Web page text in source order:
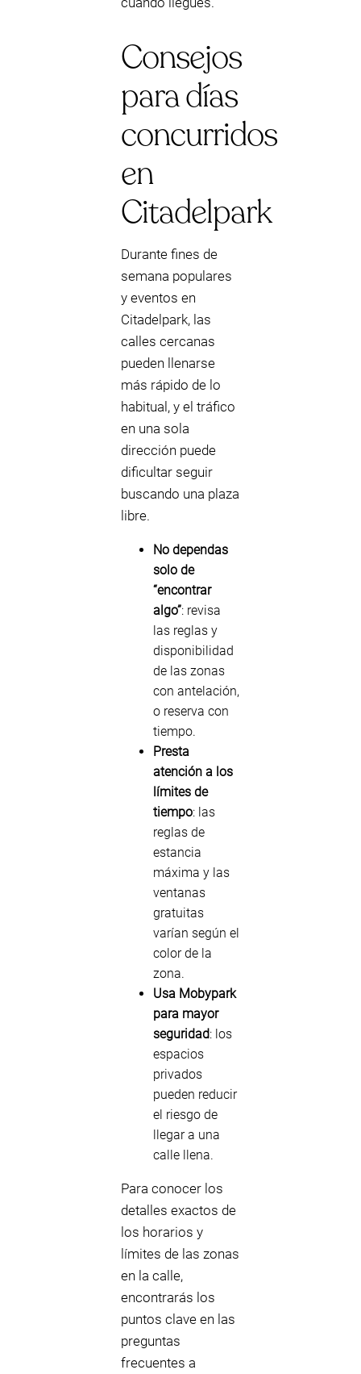
Consejos
para días
concurridos
en
Citadelpark
Durante fines de
semana populares
y eventos en
Citadelpark, las
calles cercanas
pueden llenarse
más rápido de lo
habitual, y el tráfico
en una sola
dirección puede
dificultar seguir
buscando una plaza
libre.
No dependas
solo de
“encontrar
algo”: revisa
las reglas y
disponibilidad
de las zonas
con antelación,
o reserva con
tiempo.
Presta
atención a los
límites de
tiempo: las
reglas de
estancia
máxima y las
ventanas
gratuitas
varían según el
color de la
zona.
Usa Mobypark
para mayor
seguridad: los
espacios
privados
pueden reducir
el riesgo de
llegar a una
calle llena.
Para conocer los
detalles exactos de
los horarios y
límites de las zonas
en la calle,
encontrarás los
puntos clave en las
preguntas
frecuentes a